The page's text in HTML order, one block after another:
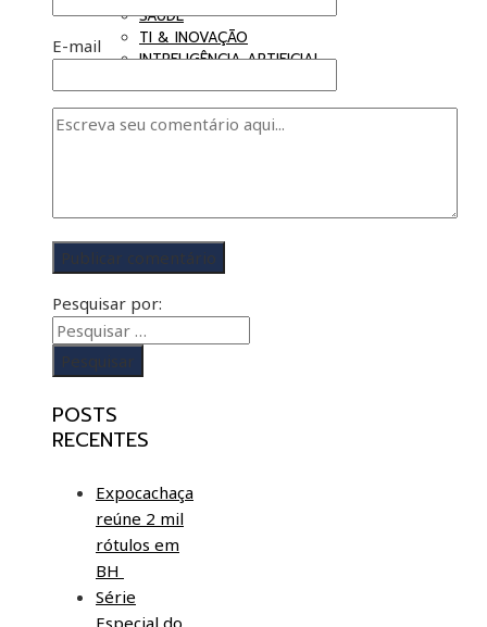
SAÚDE
TI & INOVAÇÃO
INTRELIGÊNCIA ARTIFICIAL
E-mail
Pesquisar por:
POSTS
RECENTES
Expocachaça
reúne 2 mil
rótulos em
BH
Série
Especial do